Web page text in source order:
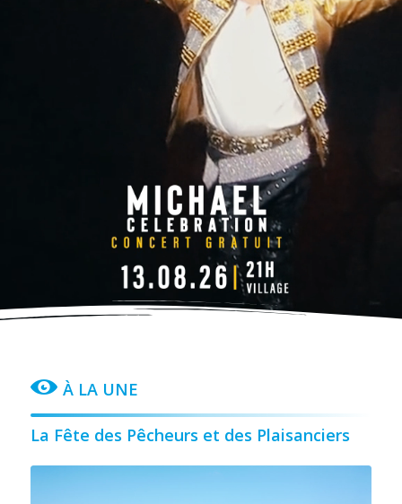
À LA UNE
La Fête des Pêcheurs et des Plaisanciers